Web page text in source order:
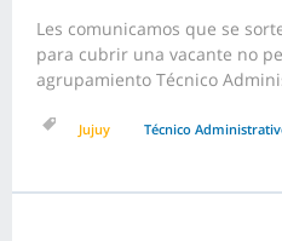
Les comunicamos que se
para cubrir una vacante no
agrupamiento Técnico
Jujuy Técnico